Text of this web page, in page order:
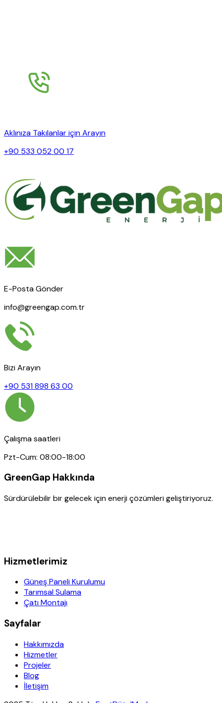
Aklınıza Takılanlar için Arayın
+90 533 052 00 17
E-Posta Gönder
info@greengap.com.tr
Bizi Arayın
+90 531 898 63 00
Çalışma saatleri
Pzt-Cum: 08:00-18:00
GreenGap Hakkında
Sürdürülebilir bir gelecek için enerji çözümleri geliştiriyoruz.
Hizmetlerimiz
Güneş Paneli Kurulumu
Tarımsal Sulama
Çatı Montajı
Sayfalar
Hakkımızda
Hizmetler
Projeler
Blog
İletişim